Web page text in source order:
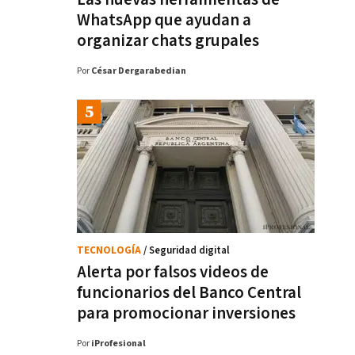
WhatsApp que ayudan a
organizar chats grupales
Por César Dergarabedian
Alerta por falsos videos de
funcionarios del Banco Central
para promocionar inversiones
TECNOLOGÍA/ Seguridad digital
Por iProfesional